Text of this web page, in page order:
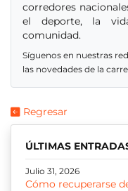
corredores
el deporte, la
comunidad.
Síguenos en nuestras
las novedades de la
Regresar
ÚLTIMAS
Julio 31, 2026
Cómo recuperarse